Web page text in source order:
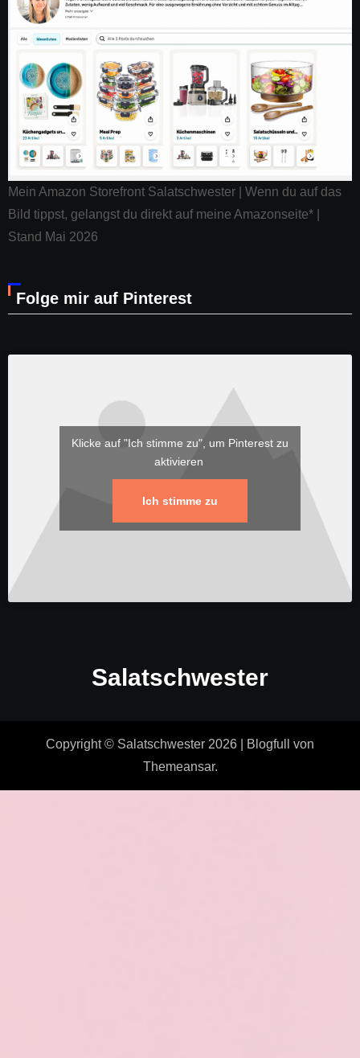
Mein Amazon Storefront Salatschwester | Wenn du auf das
Bild tippst, gelangst du direkt auf meine Amazonseite* |
Stand Mai 2026
Folge mir auf Pinterest
Klicke auf "Ich stimme zu", um Pinterest zu
aktivieren
Ich stimme zu
Salatschwester
Copyright © Salatschwester 2026 Blogfull
von
Themeansar.